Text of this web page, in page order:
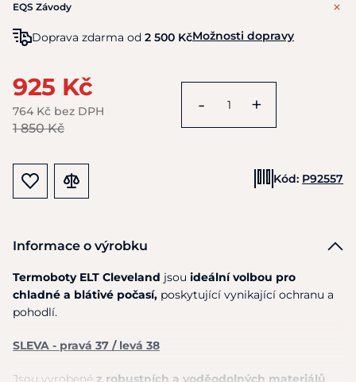
EQS Závody
Doprava zdarma od 2 500 KčMožnosti dopravy
925 Kč
764 Kč bez DPH
1 850 Kč
- +
Kód: P92557
Informace o výrobku
Termoboty ELT Cleveland jsou ideální volbou pro
chladné a blátivé počasí, poskytující vynikající ochranu a
pohodlí.
SLEVA - pravá 37 / levá 38
Jsou vyrobené z robustních a voděodolných materiálů,